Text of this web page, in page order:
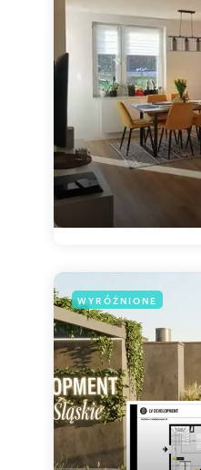
WYRÓŻNIONE